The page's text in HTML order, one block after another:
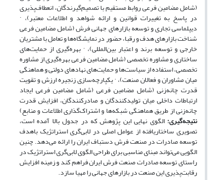
(شامل مضامین فرعی روابط مستقیم با تصمیم‌گیرندگان، انعطاف‌پذیری
در پاسخ به تغییرات قوانین و ارائه شواهد و اطلاعات معتبر)، ·
دیپلماسی تجاری و توسعه بازارهای جهانی فرش (شامل مضامین فرعی
شناخت بازارهای هدف و رقبا، حضور در نمایشگاه‌ها و تعامل با مشتریان
خارجی و توسعه برند و اعتبار بین‌المللی)، ·بهره‌گیری از حمایت‌های
ساختاری و مشاوره تخصصی (شامل مضامین فرعی بهره‌گیری از مشاوره
تخصصی، استفاده از سیاست‌ها و حمایت‌های نهادهای دولتی و هماهنگی
میان مشاوران و فعالان صنعت)،·یکپارچه‌سازی زنجیره ارزش و تقویت
قدرت چانه‌زنی (شامل مضامین فرعی (شامل مضامین فرعی ایجاد
ارتباطات داخلی میان تولیدکنندگان و صادرکنندگان، افزایش قدرت
چانه‌زنی از طریق هماهنگی شبکه‌ها و اشتراک‌گذاری اطلاعات و منابع)
نتیجه‌گیری: الگوی نهایی این پژوهش که در جدول بالا آمده است،
تصویری ساختاریافته از عوامل اصلی در لابی‌گری استراتژیک باهدف
توسعه صادرات در صنعت فرش دستباف ایران را ارائه می‌دهد. چنین
الگویی می‌تواند مبنای مناسبی برای طراحی الگوی لابی‌گری استراتژیک در
راستای توسعه صادرات صنعت فرش ایران فراهم کند و زمینه افزایش
رقابت‌پذیری این صنعت در بازارهای جهانی را مهیا سازد.